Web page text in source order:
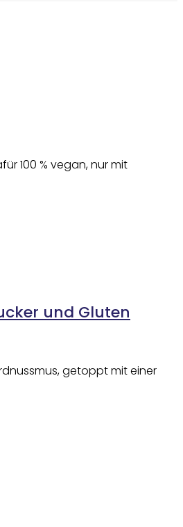
100 % vegan, nur mit
und Gluten
getoppt mit einer